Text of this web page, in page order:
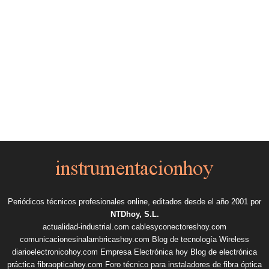
Periódicos técnicos profesionales online, editados desde el año 2001 por
NTDhoy, S.L.
actualidad-industrial.com cablesyconectoreshoy.com
comunicacionesinalambricashoy.com Blog de tecnología Wireless
diarioelectronicohoy.com Empresa Electrónica hoy Blog de electrónica
práctica fibraopticahoy.com Foro técnico para instaladores de fibra óptica